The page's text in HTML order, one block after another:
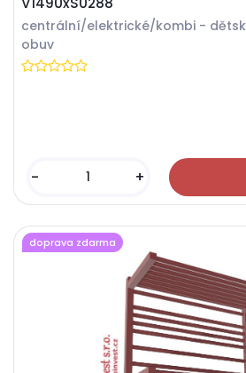
centrální/elektrické/kombi -
obuv
- +
doprava zdarma